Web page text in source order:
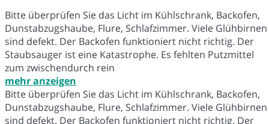
Bitte überprüfen Sie das Licht im Kühlschrank, Backofen,
Dunstabzugshaube, Flure, Schlafzimmer. Viele Glühbirnen
sind defekt. Der Backofen funktioniert nicht richtig. Der
Staubsauger ist eine Katastrophe. Es fehlten Putzmittel
zum zwischendurch rein
mehr anzeigen
Bitte überprüfen Sie das Licht im Kühlschrank, Backofen,
Dunstabzugshaube, Flure, Schlafzimmer. Viele Glühbirnen
sind defekt. Der Backofen funktioniert nicht richtig. Der